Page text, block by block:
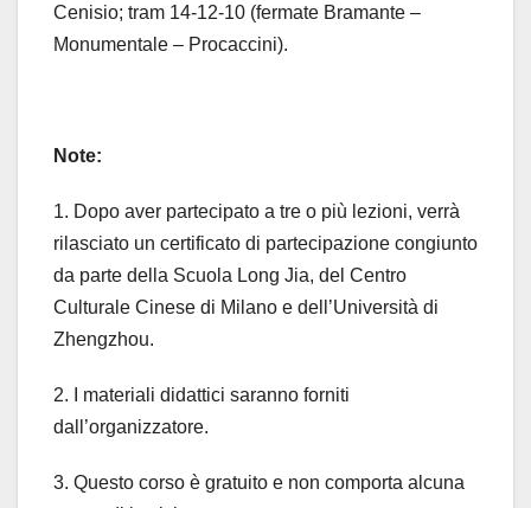
Cenisio; tram 14-12-10 (fermate Bramante –
Monumentale – Procaccini).
Note:
1. Dopo aver partecipato a tre o più lezioni, verrà
rilasciato un certificato di partecipazione congiunto
da parte della Scuola Long Jia, del Centro
Culturale Cinese di Milano e dell’Università di
Zhengzhou.
2. I materiali didattici saranno forniti
dall’organizzatore.
3. Questo corso è gratuito e non comporta alcuna